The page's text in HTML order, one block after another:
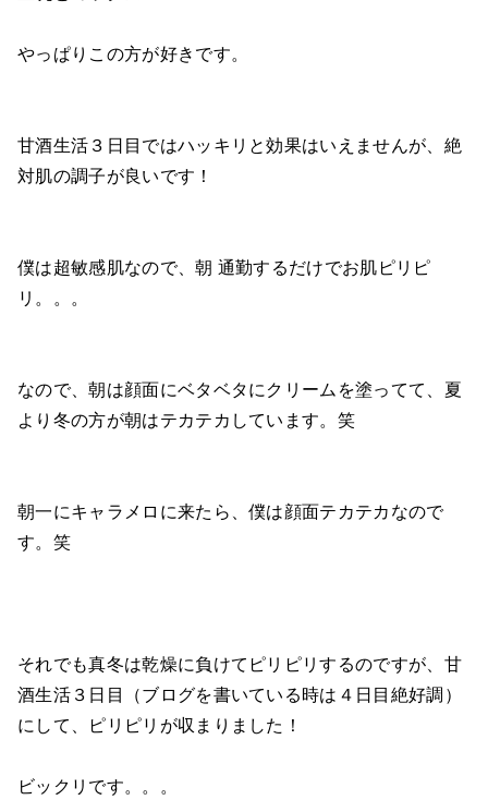
やっぱりこの方が好きです。
甘酒生活３日目ではハッキリと効果はいえませんが、絶
対肌の調子が良いです！
僕は超敏感肌なので、朝 通勤するだけでお肌ピリピ
リ。。。
なので、朝は顔面にベタベタにクリームを塗ってて、夏
より冬の方が朝はテカテカしています。笑
朝一にキャラメロに来たら、僕は顔面テカテカなので
す。笑
それでも真冬は乾燥に負けてピリピリするのですが、甘
酒生活３日目（ブログを書いている時は４日目絶好調）
にして、ピリピリが収まりました！
ビックリです。。。